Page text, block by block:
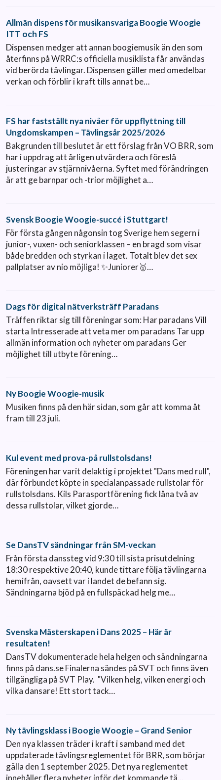
Allmän dispens för musikansvariga Boogie Woogie
ITT och FS
Dispensen medger att annan boogiemusik än den som
återfinns på WRRC:s officiella musiklista får användas
vid berörda tävlingar. Dispensen gäller med omedelbar
verkan och förblir i kraft tills annat be…
FS har fastställt nya nivåer för uppflyttning till
Ungdomskampen – Tävlingsår 2025/2026
Bakgrunden till beslutet är ett förslag från VO BRR, som
har i uppdrag att årligen utvärdera och föreslå
justeringar av stjärnnivåerna. Syftet med förändringen
är att ge barnpar och -trior möjlighet a…
Svensk Boogie Woogie-succé i Stuttgart!
För första gången någonsin tog Sverige hem segern i
junior-, vuxen- och seniorklassen – en bragd som visar
både bredden och styrkan i laget. Totalt blev det sex
pallplatser av nio möjliga! ✨Juniorer🥇…
Dags för digital nätverksträff Paradans
Träffen riktar sig till föreningar som: Har paradans Vill
starta Intresserade att veta mer om paradans Tar upp
allmän information och nyheter om paradans Ger
möjlighet till utbyte förening…
Ny Boogie Woogie-musik
Musiken finns på den här sidan, som går att komma åt
fram till 23 juli.
Kul event med prova-på rullstolsdans!
Föreningen har varit delaktig i projektet "Dans med rull",
där förbundet köpte in specialanpassade rullstolar för
rullstolsdans. Kils Parasportförening fick låna två av
dessa rullstolar, vilket gjorde…
Se DansTV sändningar från SM-veckan
Från första danssteg vid 9:30 till sista prisutdelning
18:30 respektive 20:40, kunde tittare följa tävlingarna
hemifrån, oavsett var i landet de befann sig.
Sändningarna bjöd på en fullspäckad helg me…
Svenska Mästerskapen i Dans 2025 – Här är
resultaten!
DansTV dokumenterade hela helgen och sändningarna
finns på dans.se Finalerna sändes på SVT och finns även
tillgängliga på SVT Play. "Vilken helg, vilken energi och
vilka dansare! Ett stort tack…
Ny tävlingsklass i Boogie Woogie – Grand Senior
Den nya klassen träder i kraft i samband med det
uppdaterade tävlingsreglementet för BRR, som börjar
gälla den 1 september 2025. Det nya reglementet
innehåller flera nyheter inför det kommande tä…